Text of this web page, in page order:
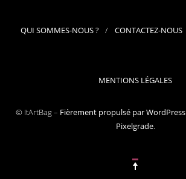
QUI SOMMES-NOUS ? CONTACTEZ-NOUS
MENTIONS LÉGALES
© ItArtBag – Fièrement propulsé par WordPress
Pixelgrade.